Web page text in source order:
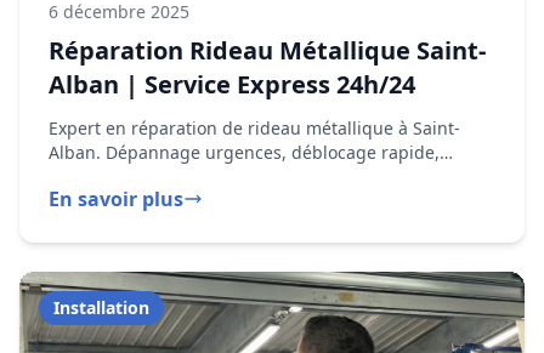
Installation
6 décembre 2025
Installation rideau métallique Saint-